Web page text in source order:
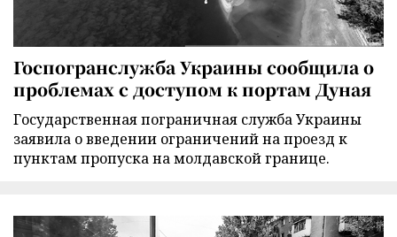
Госпогранслужба Украины сообщила о
проблемах с доступом к портам Дуная
Государственная пограничная служба Украины
заявила о введении ограничений на проезд к
пунктам пропуска на молдавской границе.